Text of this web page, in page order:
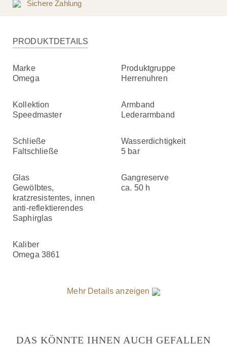
Sichere Zahlung
PRODUKTDETAILS
Marke
Omega
Produktgruppe
Herrenuhren
Kollektion
Speedmaster
Armband
Lederarmband
Schließe
Faltschließe
Wasserdichtigkeit
5 bar
Glas
Gewölbtes,
kratzresistentes, innen
anti‑reflektierendes
Saphirglas
Gangreserve
ca. 50 h
Kaliber
Omega 3861
Mehr Details anzeigen
DAS KÖNNTE IHNEN AUCH GEFALLEN